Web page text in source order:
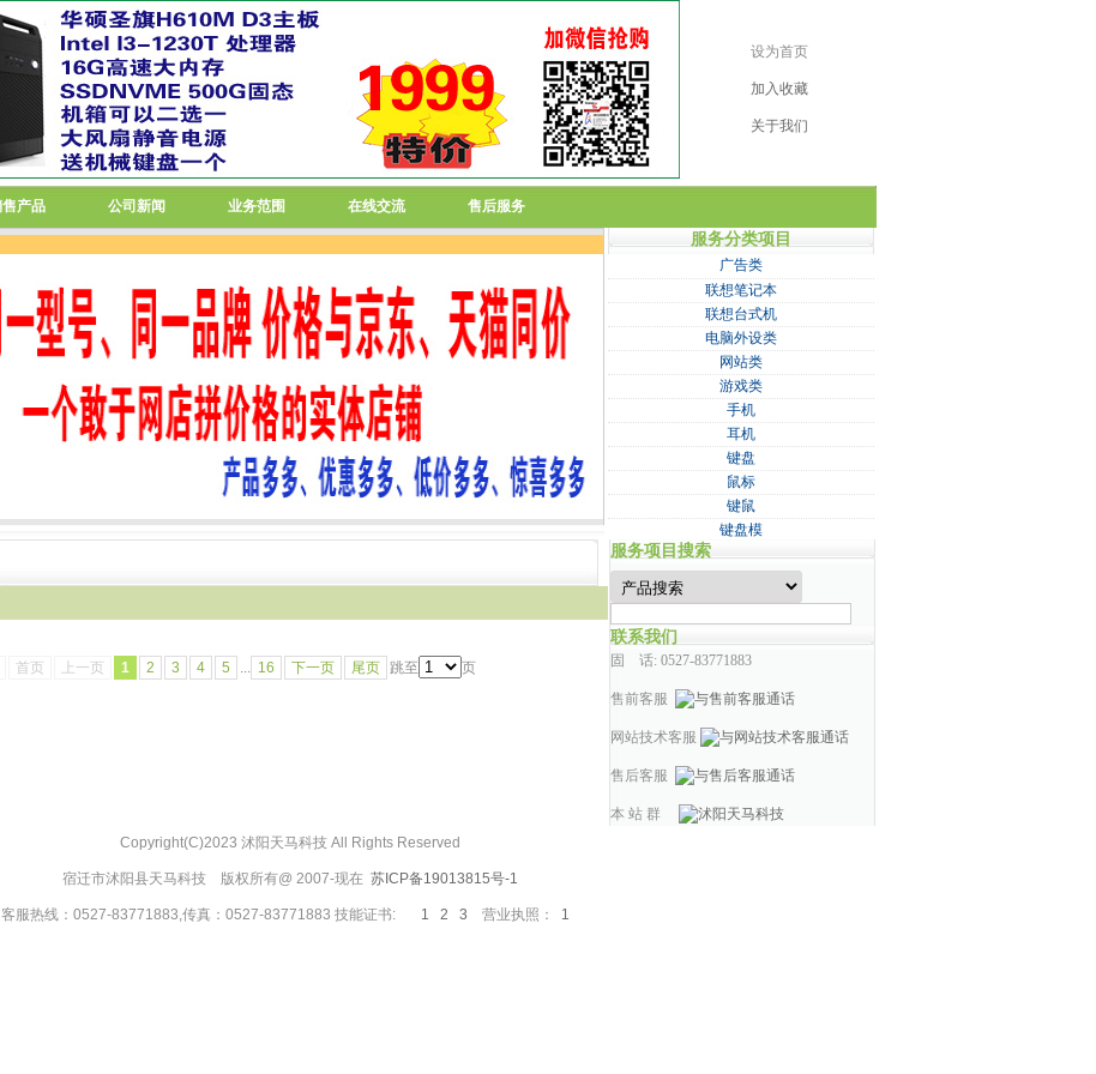
服务项目搜索
联系我们
固 话: 0527-83771883
售前客服
网站技术客服
售后客服
本 站 群
首页 上一页 1 2 3 4 5 ... 16 下一页 尾页 跳至 页
Copyright(C)2023 沭阳天马科技 All Rights Reserved
宿迁市沭阳县天马科技 版权所有@ 2007-现在 苏ICP备19013815号-1
客服热线：0527-83771883,传真：0527-83771883 技能证书: 1 2 3 营业执照： 1